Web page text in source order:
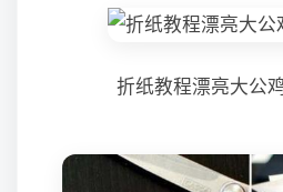
折纸教程漂亮大公